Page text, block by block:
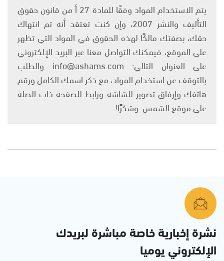
يتم الاستخدام المواد وفقًا للمادة 27 أ من قانون حقوق
التأليف والنشر 2007، وإن كنت تعتقد أنه تم انتهاك
حقك، بصفتك مالكًا لهذه الحقوق في المواد التي تظهر
على الموقع، فيمكنك التواصل معنا عبر البريد الإلكتروني
على العنوان التالي: info@ashams.com والطلب
بالتوقف عن استخدام المواد، مع ذكر اسمك الكامل ورقم
هاتفك وإرفاق تصوير للشاشة ورابط للصفحة ذات الصلة
على موقع الشمس. وشكرًا!
نشرة إخبارية خاصة مباشرة لبريدك
الإلكتروني يوميا